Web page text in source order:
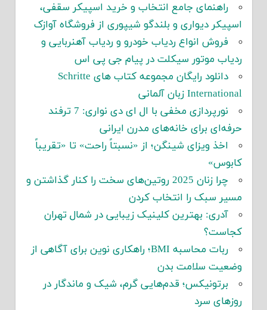
راهنمای جامع انتخاب و خرید اسپیکر سقفی،
اسپیکر دیواری و بلندگو شیپوری از فروشگاه آوازک
فروش انواع ردیاب خودرو و ردیاب آهنربایی و
ردیاب موتور سیکلت در پیام جی پی اس
دانلود رایگان مجموعه کتاب های Schritte
International زبان آلمانی
نورپردازی مخفی با ال ای دی نواری: 7 ترفند
حرفه‌ای برای خانه‌های مدرن ایرانی
اخذ ویزای شینگن؛ از «نسبتاً راحت» تا «تقریباً
کابوس»
چرا زنان 2025 روتین‌های سخت را کنار گذاشتن و
مسیر سبک را انتخاب کردن
آدری: بهترین کلینیک زیبایی در شمال تهران
کجاست؟
ربات محاسبه BMI؛ راهکاری نوین برای آگاهی از
وضعیت سلامت بدن
برتونیکس؛ قدم‌هایی گرم، شیک و ماندگار در
روزهای سرد